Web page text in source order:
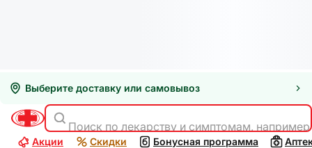
Выберите доставку или самовывоз
Поиск по лекарству и симптомам,
Акции Скидки Бонусная программа